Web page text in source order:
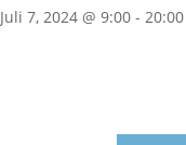
Juli 7, 2024 @ 9:00 - 20:00